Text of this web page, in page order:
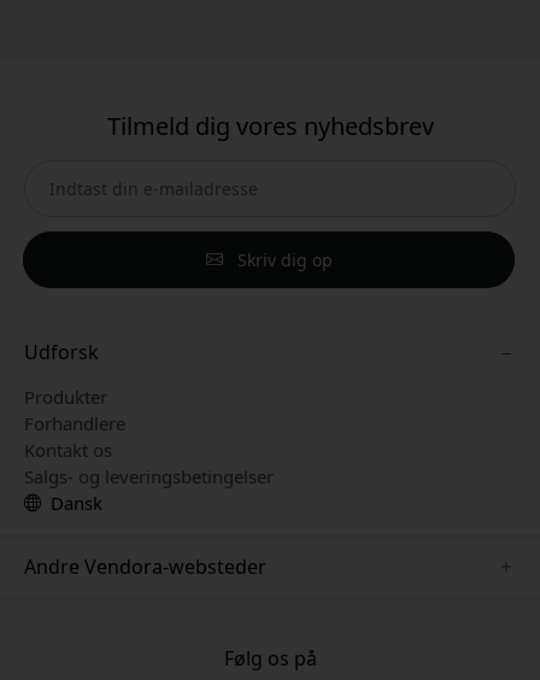
Tilmeld dig vores nyhedsbrev
Skriv dig op
Udforsk
Produkter
Forhandlere
Kontakt os
Salgs- og leveringsbetingelser
Dansk
Andre Vendora-websteder
Følg os på